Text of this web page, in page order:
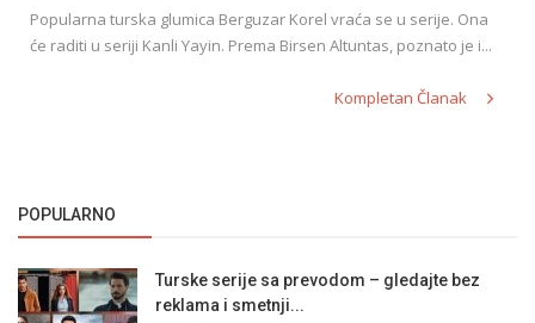
Popularna turska glumica Berguzar Korel vraća se u serije. Ona
će raditi u seriji Kanli Yayin. Prema Birsen Altuntas, poznato je i...
Kompletan Članak
POPULARNO
Turske serije sa prevodom – gledajte bez
reklama i smetnji...